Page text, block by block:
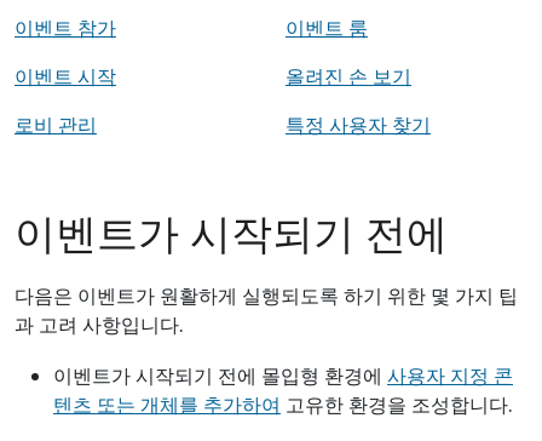
이벤트 참가
이벤트 룸
이벤트 시작
올려진 손 보기
로비 관리
특정 사용자 찾기
이벤트가 시작되기 전에
다음은 이벤트가 원활하게 실행되도록 하기 위한 몇 가지 팁
과 고려 사항입니다.
이벤트가 시작되기 전에 몰입형 환경에 사용자 지정 콘
텐츠 또는 개체를 추가하여 고유한 환경을 조성합니다.